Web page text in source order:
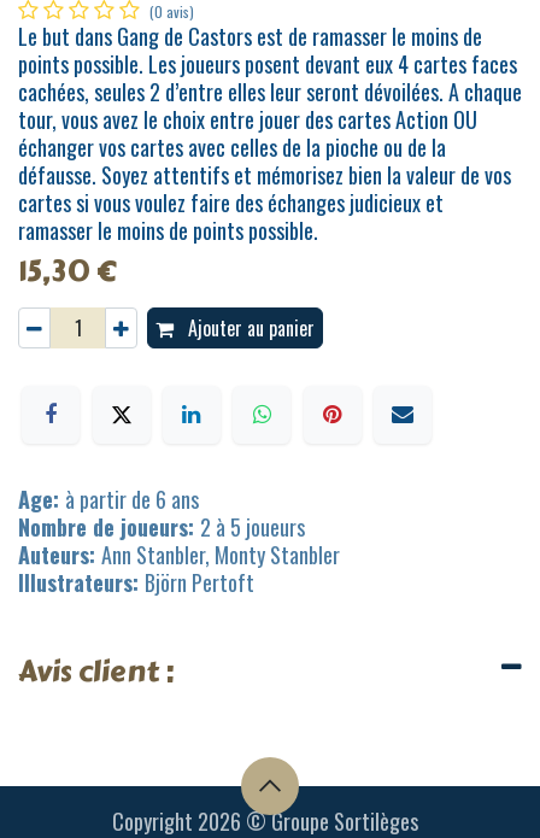
(0 avis)
Le but dans Gang de Castors est de ramasser le moins de
points possible. Les joueurs posent devant eux 4 cartes faces
cachées, seules 2 d’entre elles leur seront dévoilées. A chaque
tour, vous avez le choix entre jouer des cartes Action OU
échanger vos cartes avec celles de la pioche ou de la
défausse. Soyez attentifs et mémorisez bien la valeur de vos
cartes si vous voulez faire des échanges judicieux et
ramasser le moins de points possible.
15,30€
Ajouter au panier
Age: à partir de 6 ans
Nombre de joueurs: 2 à 5 joueurs
Auteurs: Ann Stanbler, Monty Stanbler
Illustrateurs: Björn Pertoft
Avis client :
Copyright 2026 © Groupe Sortilèges